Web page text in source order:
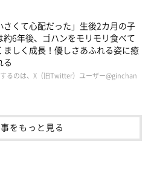
族です。今まで病気も怪我もなく
るので、今後もこのまま元気いっぱ
です！
これからもずっと私たちのそばに
「オテ」のテンションが明らか
さくて心配だった」生後2カ月の子
約6年後、ゴハンをモリモリ食べて
ましく成長！優しさあふれる姿に癒
る
るのは、X（旧Twitter）ユーザー@ginchan
をもっと見る